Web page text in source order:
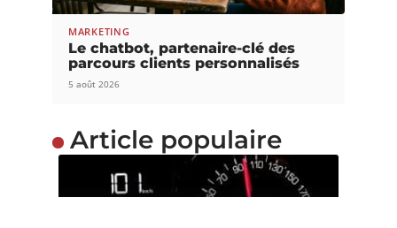
MARKETING
Le chatbot, partenaire-clé des
parcours clients personnalisés
5 août 2026
Article populaire